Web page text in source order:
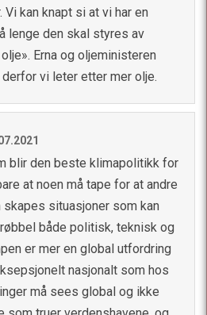
kan knapt si at vi har en
lenge den skal styres av
Erna og oljeministeren
vi leter etter mer olje.
blir den beste klimapolitikk for
at noen må tape for at andre
skapes situasjoner som kan
både politisk, teknisk og
er mer en global utfordring
nasjonalt som hos
må sees global og ikke